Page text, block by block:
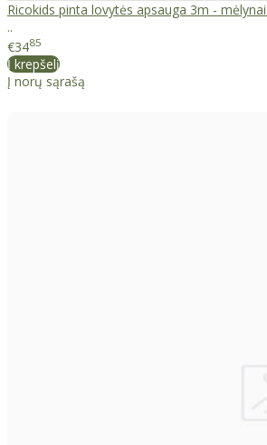
Ricokids pinta lovytės apsauga 3m -
..
€3485
Į krepšelį
Į norų sąrašą